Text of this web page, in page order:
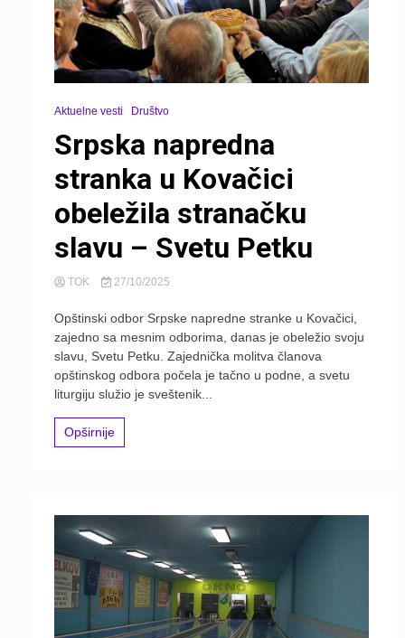
Aktuelne vesti Društvo
Srpska napredna
stranka u Kovačici
obeležila stranačku
slavu – Svetu Petku
TOK 27/10/2025
Opštinski odbor Srpske napredne stranke u Kovačici,
zajedno sa mesnim odborima, danas je obeležio svoju
slavu, Svetu Petku. Zajednička molitva članova
opštinskog odbora počela je tačno u podne, a svetu
liturgiju služio je sveštenik...
Opširnije